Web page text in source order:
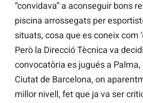
“convidava” a aconseguir bons
piscina arrossegats per
situats, cosa que es coneix com
Però la Direcció Tècnica va
convocatòria es jugués a
Ciutat de Barcelona, ​​on
millor nivell, fet que ja va ser